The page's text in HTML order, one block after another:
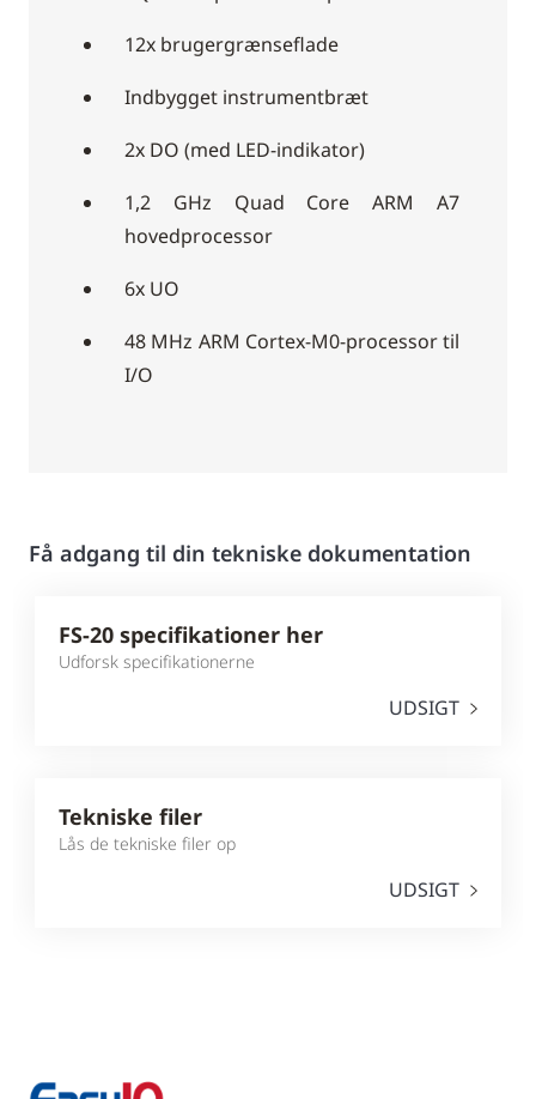
12x brugergrænseflade
Indbygget instrumentbræt
2x DO (med LED-indikator)
1,2 GHz Quad Core ARM A7
hovedprocessor
6x UO
48 MHz ARM Cortex-M0-processor til
I/O
Få adgang til din tekniske dokumentation
FS-20 specifikationer her
Udforsk specifikationerne
UDSIGT
Tekniske filer
Lås de tekniske filer op
UDSIGT